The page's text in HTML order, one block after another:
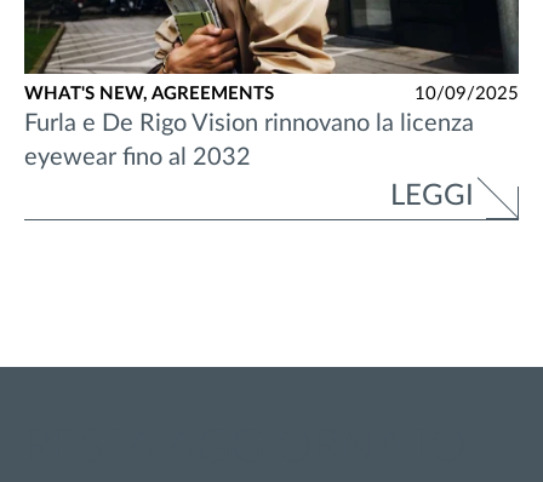
WHAT'S NEW, AGREEMENTS 10/09/2025
Furla e De Rigo Vision rinnovano la licenza
eyewear fino al 2032
LEGGI